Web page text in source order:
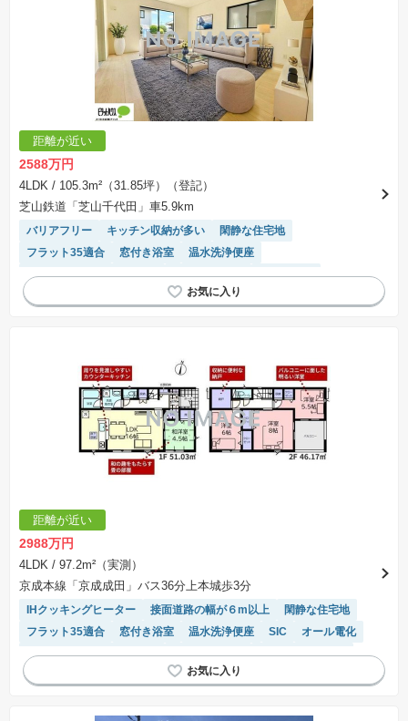
距離が近い
2588万円
4LDK / 105.3m²（31.85坪）（登記）
芝山鉄道「芝山千代田」車5.9km
バリアフリー キッチン収納が多い
閑静な住宅地
フラット35適合
窓付き浴室
温水洗浄便座
モニター付きインターホン
トイレ2個以上
陽当り良好
システムキッチン
対面キッチン 浴室乾燥機
距離が近い
2988万円
4LDK / 97.2m²（実測）
京成本線「京成成田」バス36分上本城歩3分
IHクッキングヒーター 接面道路の幅が６m以上
閑静な住宅地
フラット35適合
窓付き浴室 温水洗浄便座 SIC
オール電化
モニター付きインターホン
トイレ2個以上
ルーフバルコニー
陽当り良好
システムキッチン 対面キッチン